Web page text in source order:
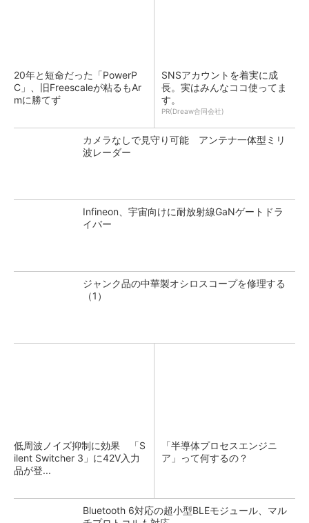
20年と短命だった「PowerP
C」、旧Freescaleが粘るもAr
mに勝てず
SNSアカウントを着実に成
長。実はみんなココ使ってま
す。
PR(Dreaw合同会社)
カメラなしで見守り可能 アンテナ一体型ミリ
波レーダー
Infineon、宇宙向けに耐放射線GaNゲートドラ
イバー
ジャンク品の中華製オシロスコープを修理する
（1）
低周波ノイズ抑制に効果 「S
ilent Switcher 3」に42V入力
品が登...
「半導体プロセスエンジニ
ア」って何するの？
Bluetooth 6対応の超小型BLEモジュール、マル